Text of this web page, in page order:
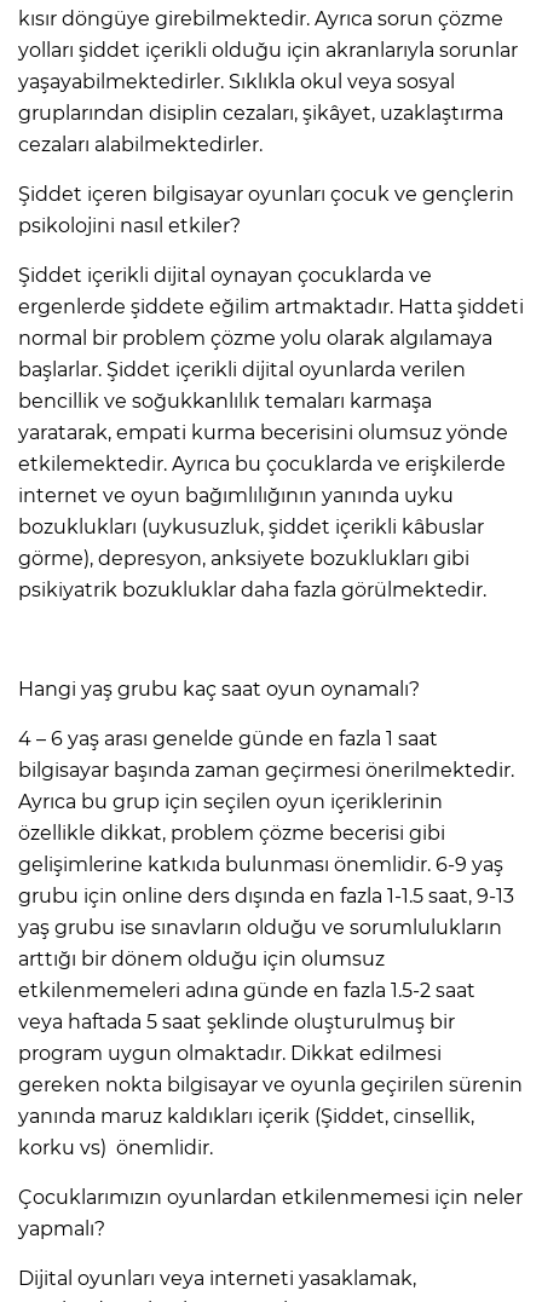
kısır döngüye girebilmektedir. Ayrıca sorun çözme
yolları şiddet içerikli olduğu için akranlarıyla sorunlar
yaşayabilmektedirler. Sıklıkla okul veya sosyal
gruplarından disiplin cezaları, şikâyet, uzaklaştırma
cezaları alabilmektedirler.
Şiddet içeren bilgisayar oyunları çocuk ve gençlerin
psikolojini nasıl etkiler?
Şiddet içerikli dijital oynayan çocuklarda ve
ergenlerde şiddete eğilim artmaktadır. Hatta şiddeti
normal bir problem çözme yolu olarak algılamaya
başlarlar. Şiddet içerikli dijital oyunlarda verilen
bencillik ve soğukkanlılık temaları karmaşa
yaratarak, empati kurma becerisini olumsuz yönde
etkilemektedir. Ayrıca bu çocuklarda ve erişkilerde
internet ve oyun bağımlılığının yanında uyku
bozuklukları (uykusuzluk, şiddet içerikli kâbuslar
görme), depresyon, anksiyete bozuklukları gibi
psikiyatrik bozukluklar daha fazla görülmektedir.
Hangi yaş grubu kaç saat oyun oynamalı?
4 – 6 yaş arası genelde günde en fazla 1 saat
bilgisayar başında zaman geçirmesi önerilmektedir.
Ayrıca bu grup için seçilen oyun içeriklerinin
özellikle dikkat, problem çözme becerisi gibi
gelişimlerine katkıda bulunması önemlidir. 6-9 yaş
grubu için online ders dışında en fazla 1-1.5 saat, 9-13
yaş grubu ise sınavların olduğu ve sorumlulukların
arttığı bir dönem olduğu için olumsuz
etkilenmemeleri adına günde en fazla 1.5-2 saat
veya haftada 5 saat şeklinde oluşturulmuş bir
program uygun olmaktadır. Dikkat edilmesi
gereken nokta bilgisayar ve oyunla geçirilen sürenin
yanında maruz kaldıkları içerik (Şiddet, cinsellik,
korku vs) önemlidir.
Çocuklarımızın oyunlardan etkilenmemesi için neler
yapmalı?
Dijital oyunları veya interneti yasaklamak,